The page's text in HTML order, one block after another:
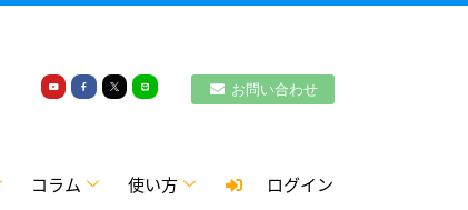
お問い合わせ
コラム 使い方 ログイン